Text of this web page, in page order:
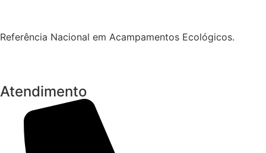
Referência Nacional em Acampamentos Ecológicos.
Atendimento